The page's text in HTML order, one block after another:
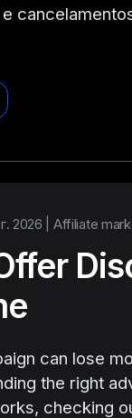
2026 | Affiliate
can lose
the right
checking